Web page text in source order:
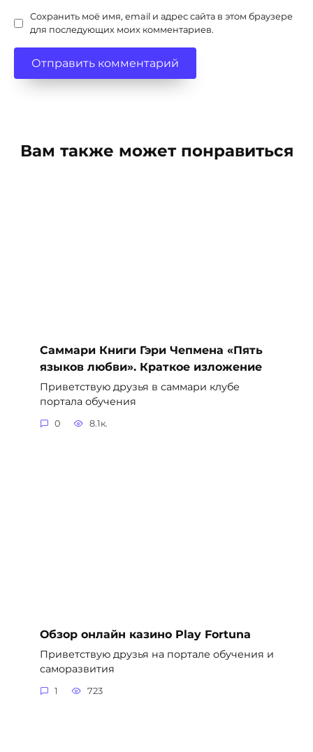
Сохранить моё имя, email и адрес сайта в этом браузере
для последующих моих комментариев.
Вам также может понравиться
Саммари Книги Гэри Чепмена «Пять
языков любви». Краткое изложение
Приветствую друзья в саммари клубе
портала обучения
0 8.1к.
Обзор онлайн казино Play Fortuna
Приветствую друзья на портале обучения и
саморазвития
1 723